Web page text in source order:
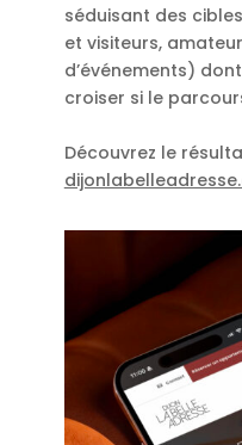
séduisant des
et visiteurs,
d’événements)
croiser si le
Découvrez le